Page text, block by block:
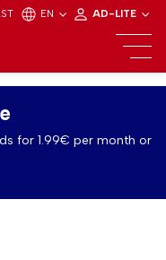
EN AD-LITE
for 1.99€ per month or